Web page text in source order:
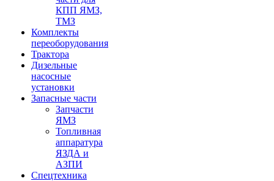
КПП ЯМЗ,
ТМЗ
Комплекты
переоборудования
Трактора
Дизельные
насосные
установки
Запасные части
Запчасти
ЯМЗ
Топливная
аппаратура
ЯЗДА и
АЗПИ
Спецтехника